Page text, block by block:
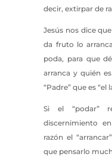
decir, extirpar de
Jesús nos dice
da fruto lo
poda, para que
arranca y quién
“Padre” que es “el
Si el “podar”
discernimiento
razón el
que pensarlo